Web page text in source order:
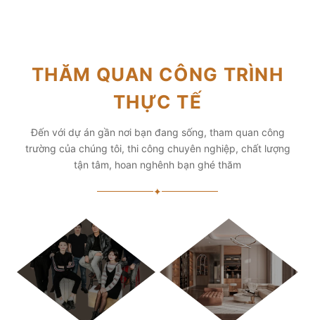
THĂM QUAN CÔNG TRÌNH
THỰC TẾ
Đến với dự án gần nơi bạn đang sống, tham quan công
trường của chúng tôi, thi công chuyên nghiệp, chất lượng
tận tâm, hoan nghênh bạn ghé thăm
✦